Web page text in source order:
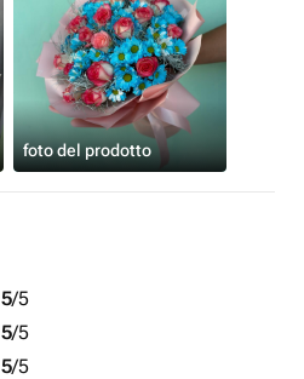
foto del prodotto
5/5
5/5
5/5